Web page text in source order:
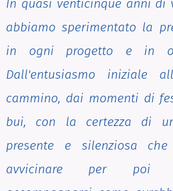
In quasi venticinque anni di
abbiamo sperimentato la
in ogni progetto e in
Dall'entusiasmo iniziale
cammino, dai momenti di
bui, con la certezza di
presente e silenziosa
avvicinare per poi